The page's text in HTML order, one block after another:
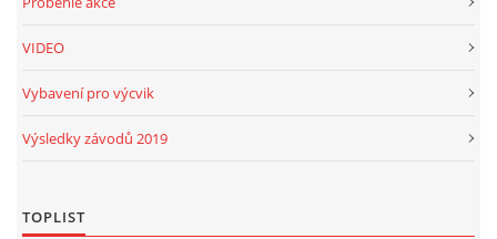
VIDEO
Vybavení pro výcvik
Výsledky závodů 2019
TOPLIST